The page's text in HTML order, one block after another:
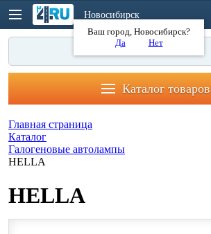
Новосибирск
Ваш город, Новосибирск?
Да
Нет
Каталог товаров
Главная страница
Каталог
Галогеновые автолампы
HELLA
HELLA